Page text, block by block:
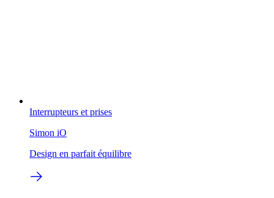
Interrupteurs et prises
Simon iO
Design en parfait équilibre